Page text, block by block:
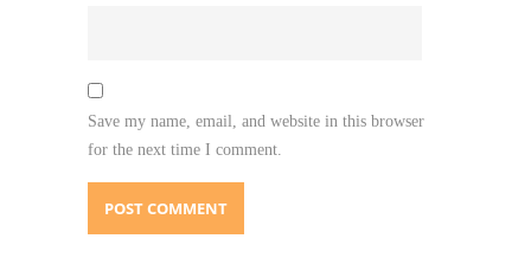
Save my name, email, and website in this browser
for the next time I comment.